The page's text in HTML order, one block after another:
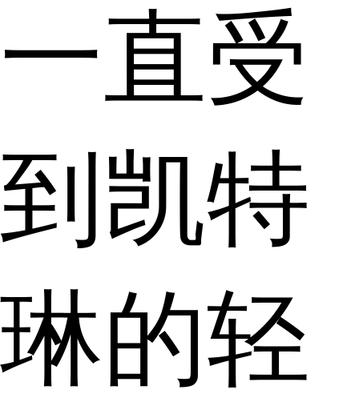
一直受
到凯特
琳的轻